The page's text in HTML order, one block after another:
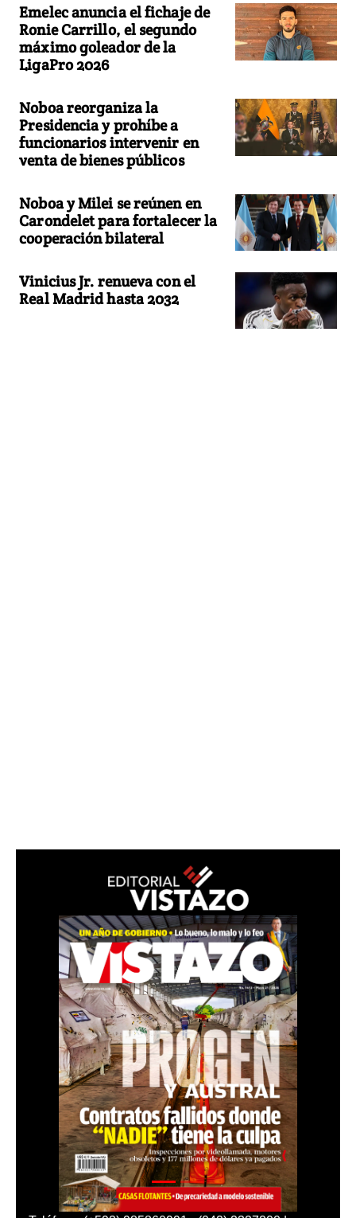
Emelec anuncia el fichaje de
Ronie Carrillo, el segundo
máximo goleador de la
LigaPro 2026
Noboa reorganiza la
Presidencia y prohíbe a
funcionarios intervenir en
venta de bienes públicos
Noboa y Milei se reúnen en
Carondelet para fortalecer la
cooperación bilateral
Vinicius Jr. renueva con el
Real Madrid hasta 2032